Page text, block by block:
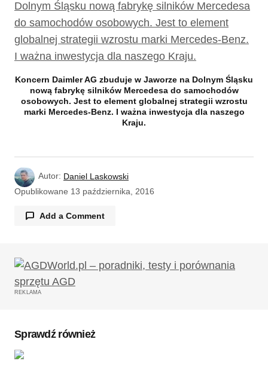
Koncern Daimler AG zbuduje w Jaworze na Dolnym Śląsku
nową fabrykę silników Mercedesa do samochodów
osobowych. Jest to element globalnej strategii wzrostu
marki Mercedes-Benz. I ważna inwestycja dla naszego
Kraju.
Autor: Daniel Laskowski
Opublikowane 13 października, 2016
Add a Comment
Twój adres email nie zostanie opublikowany.
Wymagane pola są oznaczone
REKLAMA
Sprawdź również